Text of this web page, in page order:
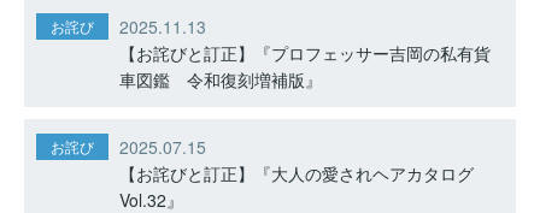
お詫び
2025.11.13
【お詫びと訂正】『プロフェッサー吉岡の私有貨
車図鑑 令和復刻増補版』
お詫び
2025.07.15
【お詫びと訂正】『大人の愛されヘアカタログ
Vol.32』